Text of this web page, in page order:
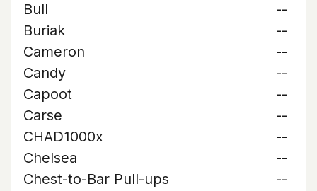
Bull
--
Buriak
--
Cameron
--
Candy
--
Capoot
--
Carse
--
CHAD1000x
--
Chelsea
--
Chest-to-Bar Pull-ups
--